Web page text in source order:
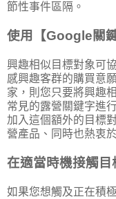
節性事件區隔。
使用【Google關
興趣相似目標對象可
感興趣客群的購買意
家，則您只要將興趣
常見的露營關鍵字進
加入這個額外的目標
營產品、同時也熱衷
在適當時機接觸目
如果您想觸及正在積